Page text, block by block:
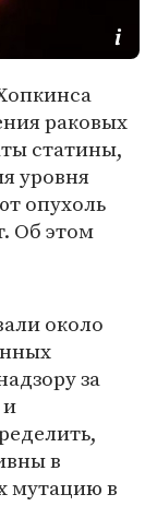
раковых
статины,
уровня
опухоль
Об этом
около
за
в
мутацию в